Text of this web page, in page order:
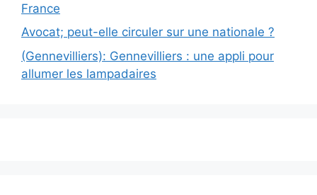
France
Avocat; peut-elle circuler sur une nationale ?
(Gennevilliers): Gennevilliers : une appli pour
allumer les lampadaires